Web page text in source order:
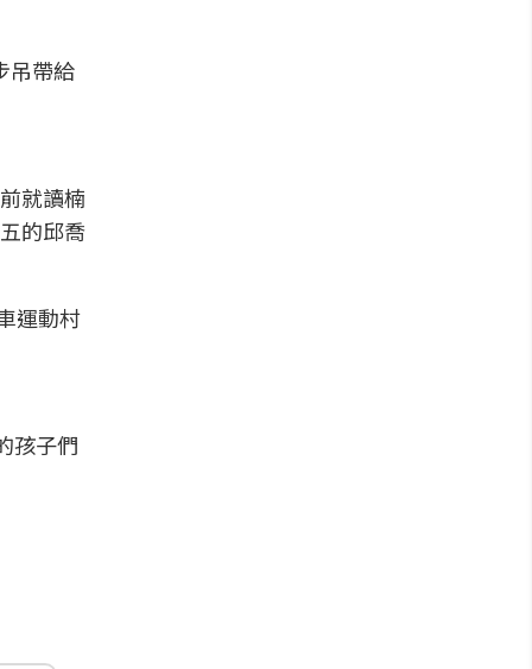
吊帶給
就讀楠
的邱喬
運動村
孩子們